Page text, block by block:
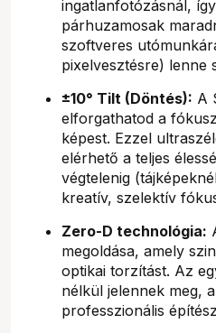
ingatlanfotózásnál,
párhuzamosak
szoftveres
pixelvesztésre) lenne
±10° Tilt (Döntés): A
elforgathatod a
képest. Ezzel
elérhető a teljes
végtelenig
kreatív, szelektív
Zero-D technológia:
megoldása, amely
optikai torzítást. Az
nélkül jelennek meg,
professzionális